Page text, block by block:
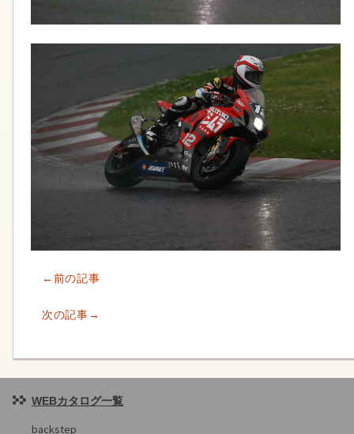
←前の記事
次の記事→
WEBカタログ一覧
backstep